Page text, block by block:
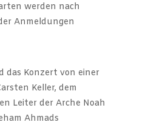
werden nach
Anmeldungen
das Konzert von einer
Keller, dem
Leiter der Arche Noah
Ahmads